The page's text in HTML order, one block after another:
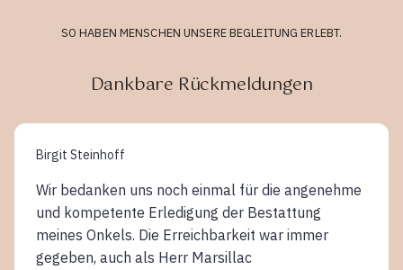
SO HABEN MENSCHEN UNSERE BEGLEITUNG ERLEBT.
Dankbare Rückmeldungen
Birgit Steinhoff
Wir bedanken uns noch einmal für die angenehme
und kompetente Erledigung der Bestattung
meines Onkels. Die Erreichbarkeit war immer
gegeben, auch als Herr Marsillac